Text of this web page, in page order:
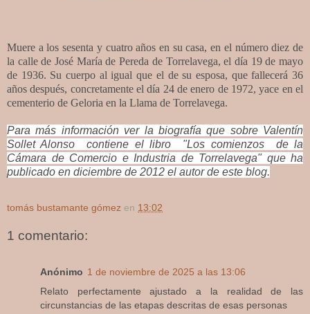
Muere a los sesenta y cuatro años en su casa, en el número diez de
la calle de José María de Pereda de Torrelavega, el día 19 de mayo
de 1936. Su cuerpo al igual que el de su esposa, que fallecerá 36
años después, concretamente el día 24 de enero de 1972, yace en el
cementerio de Geloria en la Llama de Torrelavega.
Para más información ver la biografía que sobre Valentín
Sollet Alonso contiene el libro "Los comienzos de la
Cámara de Comercio e Industria de Torrelavega" que ha
publicado en diciembre de 2012 el autor de este blog.
tomás bustamante gómez en 13:02
1 comentario:
Anónimo 1 de noviembre de 2025 a las 13:06
Relato perfectamente ajustado a la realidad de las
circunstancias de las etapas descritas de esas personas